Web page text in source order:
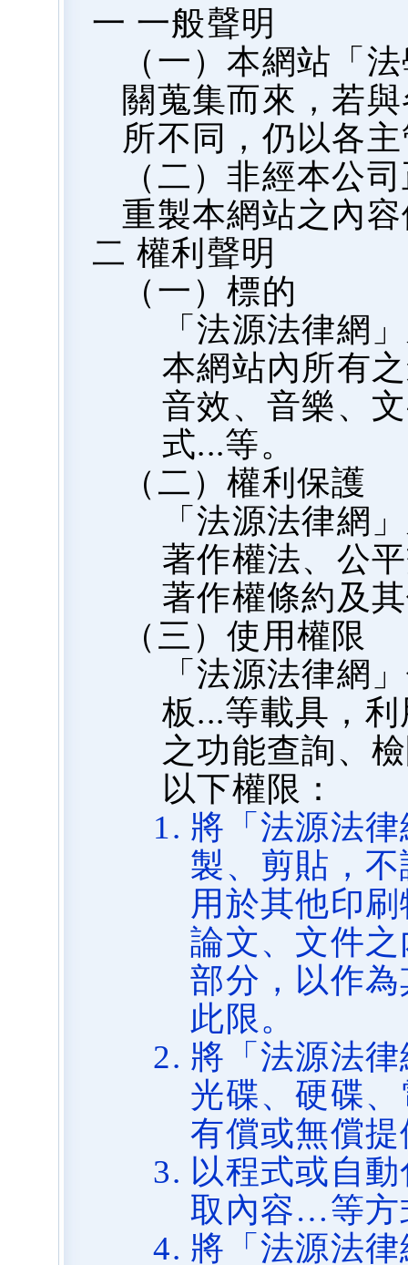
一 一般聲明
（一）本網站「
關蒐集而來，若
所不同，仍以各
（二）非經本公
重製本網站之內
二 權利聲明
（一）標的
「法源法律網
本網站內所有
音效、音樂、
式...等。
（二）權利保護
「法源法律網
著作權法、公
著作權條約及
（三）使用權限
「法源法律網
板...等載具，
之功能查詢、
以下權限：
將「法源法
製、剪貼，
用於其他印
論文、文件
部分，以作
此限。
將「法源法
光碟、硬碟
有償或無償
以程式或自
取內容…等方
將「法源法